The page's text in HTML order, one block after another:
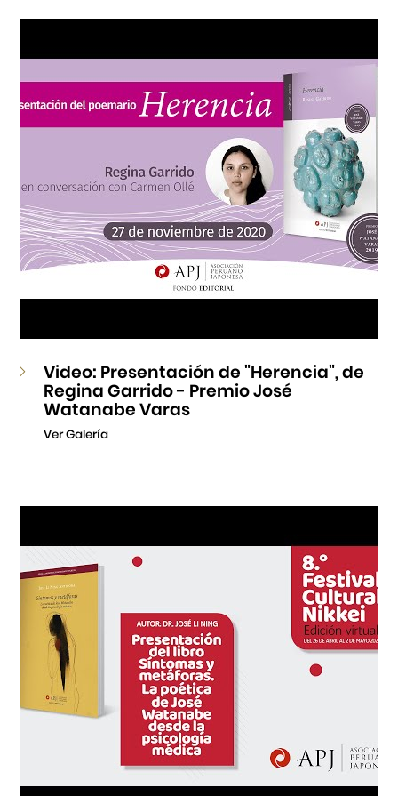
Museo de la Inmigración Japonesa
Fondo Editorial
Teatro Peruano Japonés
Video: Presentación de "Herencia", de
Regina Garrido - Premio José
Watanabe Varas
Ver Galería